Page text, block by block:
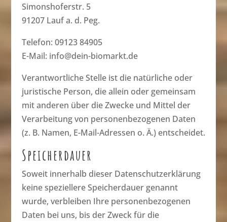
Simonshoferstr. 5
91207 Lauf a. d. Peg.
Telefon: 09123 84905
E-Mail: info@dein-biomarkt.de
Verantwortliche Stelle ist die natürliche oder
juristische Person, die allein oder gemeinsam
mit anderen über die Zwecke und Mittel der
Verarbeitung von personenbezogenen Daten
(z. B. Namen, E-Mail-Adressen o. Ä.) entscheidet.
Speicherdauer
Soweit innerhalb dieser Datenschutzerklärung
keine speziellere Speicherdauer genannt
wurde, verbleiben Ihre personenbezogenen
Daten bei uns, bis der Zweck für die